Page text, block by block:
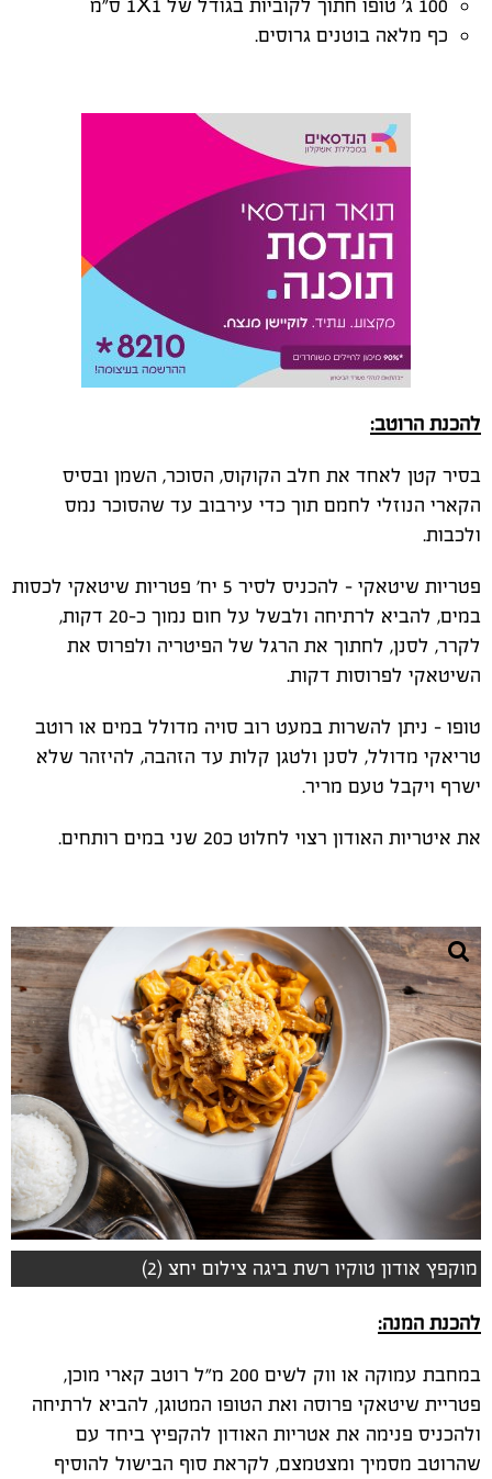
100 ג' טופו חתוך לקוביות בגודל של 1X1 ס"מ
כף מלאה בוטנים גרוסים.
להכנת הרוטב:
בסיר קטן לאחד את חלב הקוקוס, הסוכר, השמן ובסיס
הקארי הנוזלי לחמם תוך כדי עירבוב עד שהסוכר נמס
ולכבות.
פטריות שיטאקי – להכניס לסיר 5 יח' פטריות שיטאקי לכסות
במים, להביא לרתיחה ולבשל על חום נמוך כ-20 דקות,
לקרר, לסנן, לחתוך את הרגל של הפיטריה ולפרוס את
השיטאקי לפרוסות דקות.
טופו – ניתן להשרות במעט רוב סויה מדולל במים או רוטב
טריאקי מדולל, לסנן ולטגן קלות עד הזהבה, להיזהר שלא
ישרף ויקבל טעם מריר.
את איטריות האודון רצוי לחלוט כ20 שני במים רותחים.
מוקפץ אודון טוקיו רשת ביגה צילום יחצ (2)
להכנת המנה:
במחבת עמוקה או ווק לשים 200 מ"ל רוטב קארי מוכן,
פטריית שיטאקי פרוסה ואת הטופו המטוגן, להביא לרתיחה
ולהכניס פנימה את אטריות האודון להקפיץ ביחד עם
שהרוטב מסמיך ומצטמצם, לקראת סוף הבישול להוסיף